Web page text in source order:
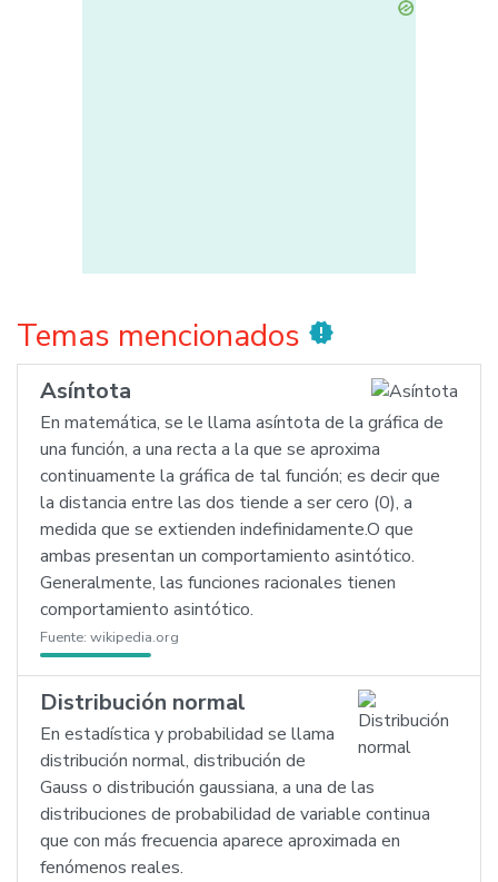
Temas mencionados new_releases
Asíntota
En matemática, se le llama asíntota de la gráfica de
una función, a una recta a la que se aproxima
continuamente la gráfica de tal función; es decir que
la distancia entre las dos tiende a ser cero (0), a
medida que se extienden indefinidamente.O que
ambas presentan un comportamiento asintótico.
Generalmente, las funciones racionales tienen
comportamiento asintótico.
Fuente: wikipedia.org
Distribución normal
En estadística y probabilidad se llama
distribución normal, distribución de
Gauss o distribución gaussiana, a una de las
distribuciones de probabilidad de variable continua
que con más frecuencia aparece aproximada en
fenómenos reales.